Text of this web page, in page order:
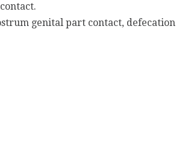
genital part contact, defecation